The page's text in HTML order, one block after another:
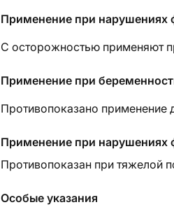
Применение при нарушениях
С осторожностью применяют
Применение при
Противопоказано применение
Применение при нарушениях
Противопоказан при тяжелой
Особые указания